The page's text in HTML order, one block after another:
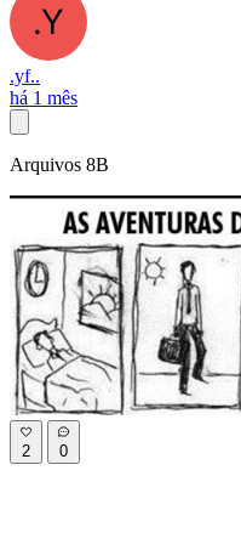
.yf..
há 1 mês
Arquivos 8B
2 0